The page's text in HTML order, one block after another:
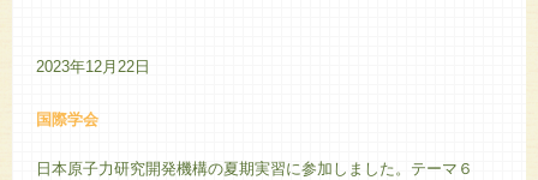
2023年12月22日
国際学会
日本原子力研究開発機構の夏期実習に参加しました。テーマ６